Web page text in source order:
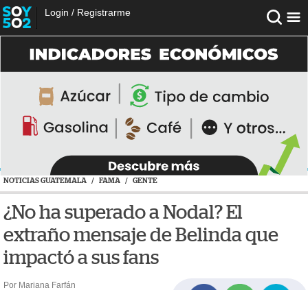
Login / Registrarme
NOTICIAS GUATEMALA / FAMA / GENTE
¿No ha superado a Nodal? El
extraño mensaje de Belinda que
impactó a sus fans
Por Mariana Farfán